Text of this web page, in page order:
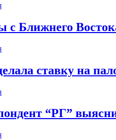
с Ближнего
ставку на
“РГ”